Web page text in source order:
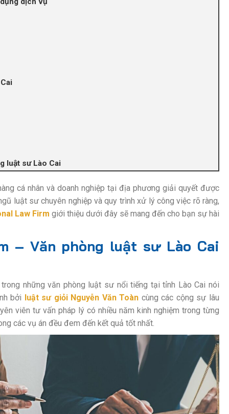
luật sư Lào Cai
cá nhân và doanh nghiệp tại địa phương giải quyết được
luật sư chuyên nghiệp và quy trình xử lý công việc rõ ràng,
Law Firm giới thiệu dưới đây sẽ mang đến cho bạn sự hài
– Văn phòng luật sư Lào Cai
những văn phòng luật sư nổi tiếng tại tỉnh Lào Cai nói
bởi luật sư giỏi Nguyễn Văn Toàn cùng các cộng sự lâu
viên tư vấn pháp lý có nhiều năm kinh nghiệm trong từng
các vụ án đều đem đến kết quả tốt nhất.